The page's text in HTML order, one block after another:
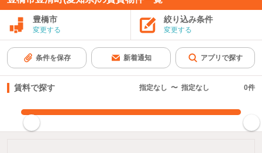
豊橋市
変更する
絞り込み条件
変更する
条件を保存 新着通知 アプリで探す
賃料で探す 指定なし 〜 指定なし 0件